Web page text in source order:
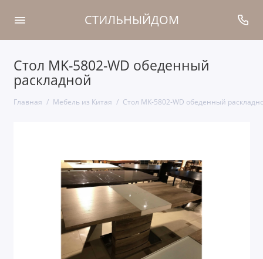
СТИЛЬНЫЙДОМ
Стол MK-5802-WD обеденный
раскладной
Главная Мебель из Китая Стол MK-5802-WD обеденный